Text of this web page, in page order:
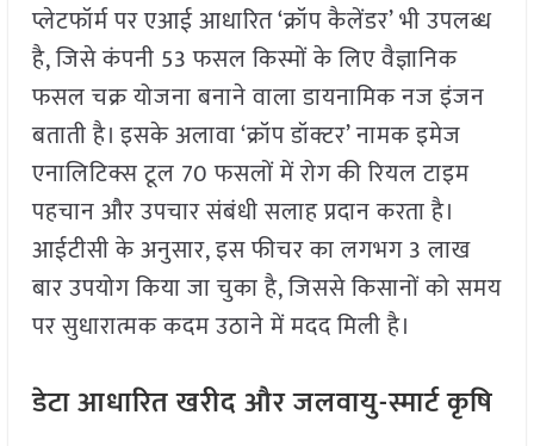
प्लेटफॉर्म पर एआई आधारित ‘क्रॉप कैलेंडर’ भी उपलब्ध
है, जिसे कंपनी 53 फसल किस्मों के लिए वैज्ञानिक
फसल चक्र योजना बनाने वाला डायनामिक नज इंजन
बताती है। इसके अलावा ‘क्रॉप डॉक्टर’ नामक इमेज
एनालिटिक्स टूल 70 फसलों में रोग की रियल टाइम
पहचान और उपचार संबंधी सलाह प्रदान करता है।
आईटीसी के अनुसार, इस फीचर का लगभग 3 लाख
बार उपयोग किया जा चुका है, जिससे किसानों को समय
पर सुधारात्मक कदम उठाने में मदद मिली है।
डेटा आधारित खरीद और जलवायु-स्मार्ट कृषि